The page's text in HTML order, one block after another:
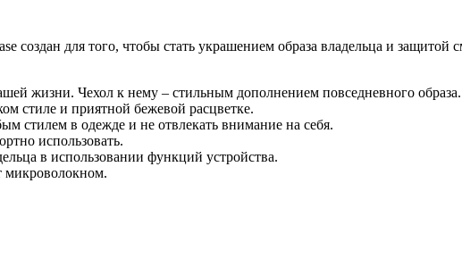
создан для того, чтобы стать украшением образа владельца и защитой
жизни. Чехол к нему – стильным дополнением повседневного образа.
стиле и приятной бежевой расцветке.
стилем в одежде и не отвлекать внимание на себя.
использовать.
в использовании функций устройства.
микроволокном.